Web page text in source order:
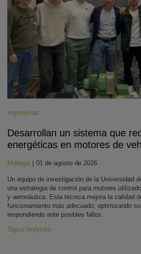
Ingenierías
Desarrollan un sistema que
energéticas en motores de
Málaga | 01 de agosto de 2026
Un equipo de investigación de la Universidad
una estrategia de control para motores
y aeronáutica. Esta técnica mejora la calidad
funcionamiento más adecuado, optimizando
respondiendo ante posibles fallos.
Sigue leyendo